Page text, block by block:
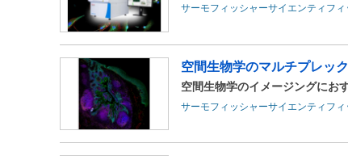
サーモフィッシャーサイエンティフ
空間生物学のマルチプレッ
空間生物学のイメージングにお
サーモフィッシャーサイエンティフ